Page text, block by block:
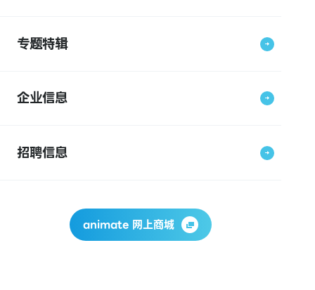
专题特辑
企业信息
招聘信息
animate 网上商城